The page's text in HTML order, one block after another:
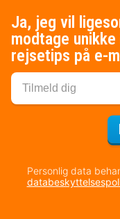
Ja, jeg vil
modtage
rejsetips på e-
Personlig data